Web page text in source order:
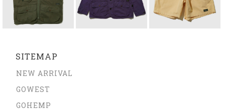
SITEMAP
NEW ARRIVAL
GOWEST
GOHEMP